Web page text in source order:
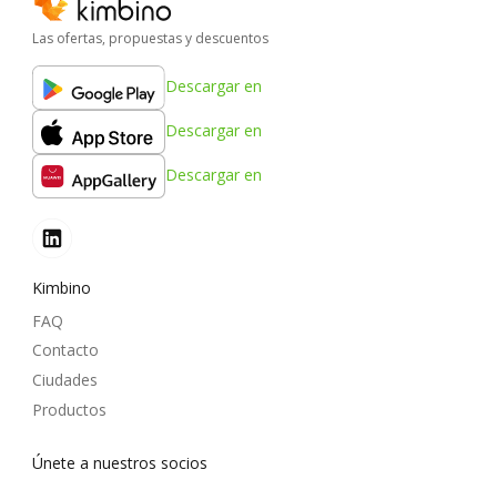
Las ofertas, propuestas y descuentos
Descargar en
Descargar en
Descargar en
Kimbino
FAQ
Contacto
Ciudades
Productos
Únete a nuestros socios